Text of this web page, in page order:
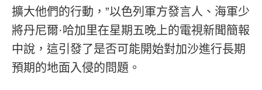
擴大他們的行動，”以色列軍方發言人、海軍少
將丹尼爾·哈加里在星期五晚上的電視新聞簡報
中說，這引發了是否可能開始對加沙進行長期
預期的地面入侵的問題。